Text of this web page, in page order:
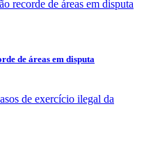
de áreas em disputa